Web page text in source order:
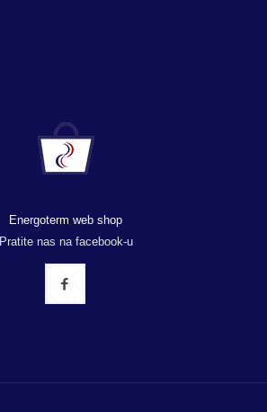
Energoterm web shop
Pratite nas na facebook-u